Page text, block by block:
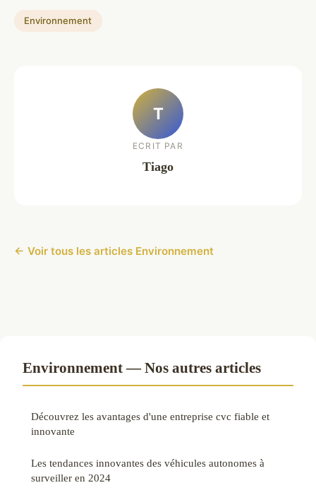
Environnement
T
ECRIT PAR
Tiago
← Voir tous les articles Environnement
Environnement — Nos autres articles
Découvrez les avantages d'une entreprise cvc fiable et
innovante
Les tendances innovantes des véhicules autonomes à
surveiller en 2024